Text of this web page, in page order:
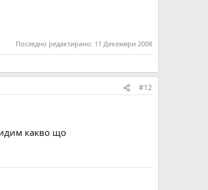
Последно редактирано: 11 Декември 2008
#12
какво що